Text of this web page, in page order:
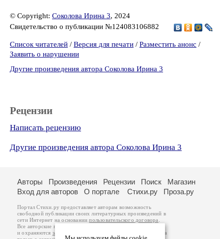
© Copyright: Соколова Ирина 3, 2024
Свидетельство о публикации №124083106882
Список читателей / Версия для печати / Разместить анонс /
Заявить о нарушении
Другие произведения автора Соколова Ирина 3
Рецензии
Написать рецензию
Другие произведения автора Соколова Ирина 3
Авторы Произведения Рецензии Поиск
Магазин
Вход для авторов
О портале Стихи.ру Проза.ру
Портал Стихи.ру предоставляет авторам возможность
свободной публикации своих литературных произведений в
сети Интернет на основаниипользовательского договора
Все авторские права на произведения принадлежат авторам
и охраняются законом
. Перепечатка произведений возможна